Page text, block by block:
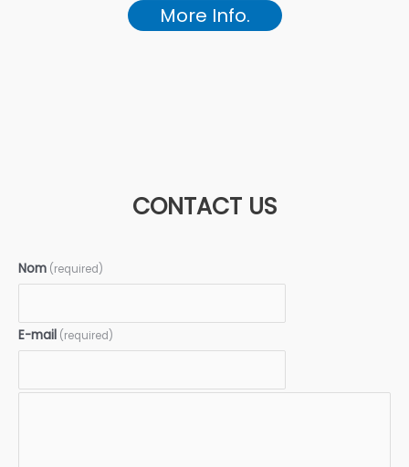
More Info.
CONTACT US
Nom (required)
E-mail (required)